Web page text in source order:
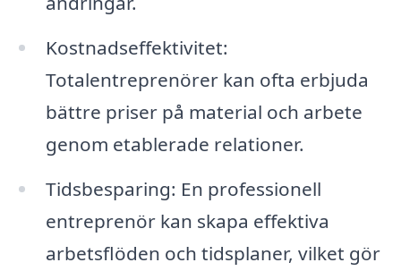
Kostnadseffektivitet:
Totalentreprenörer kan ofta erbjuda
bättre priser på material och arbete
genom etablerade relationer.
Tidsbesparing: En professionell
entreprenör kan skapa effektiva
arbetsflöden och tidsplaner, vilket gör